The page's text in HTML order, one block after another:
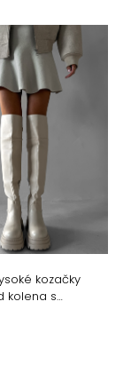
kozačky
kolena s